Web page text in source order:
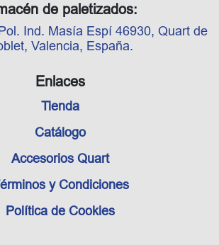
Enlaces
Tienda
Catálogo
Accesorios Quart
y Condiciones
Política de Cookies
de paletizados:
Ind. Masía Espí 46930, Quart de
Valencia, España.